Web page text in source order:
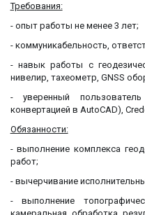
Требования:
- опыт работы не менее 3 лет;
- коммуникабельность,
- навык работы с
нивелир, тахеометр, GNSS
- уверенный
конвертацией в AutoCAD),
Обязанности:
- выполнение комплекса
работ;
- вычерчивание
- выполнение